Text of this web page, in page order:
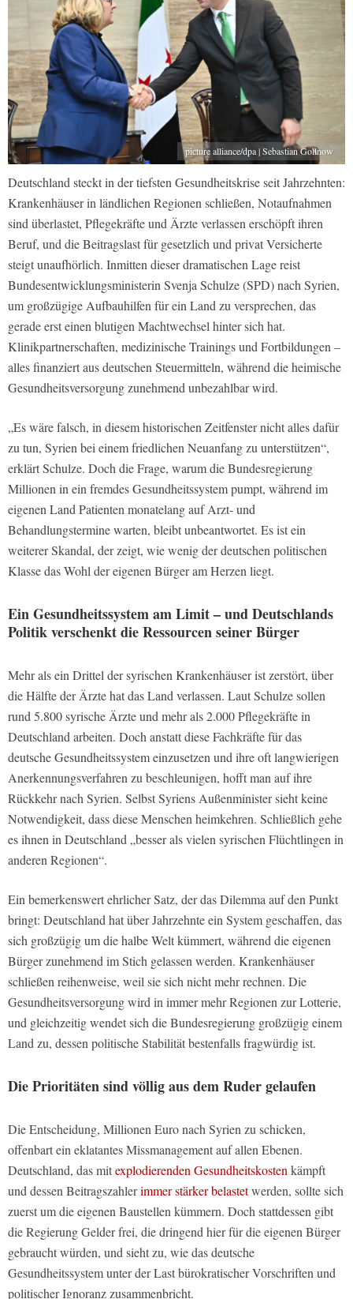
picture alliance/dpa | Sebastian Gollnow
Deutschland steckt in der tiefsten Gesundheitskrise seit Jahrzehnten:
Krankenhäuser in ländlichen Regionen schließen, Notaufnahmen
sind überlastet, Pflegekräfte und Ärzte verlassen erschöpft ihren
Beruf, und die Beitragslast für gesetzlich und privat Versicherte
steigt unaufhörlich. Inmitten dieser dramatischen Lage reist
Bundesentwicklungsministerin Svenja Schulze (SPD) nach Syrien,
um großzügige Aufbauhilfen für ein Land zu versprechen, das
gerade erst einen blutigen Machtwechsel hinter sich hat.
Klinikpartnerschaften, medizinische Trainings und Fortbildungen –
alles finanziert aus deutschen Steuermitteln, während die heimische
Gesundheitsversorgung zunehmend unbezahlbar wird.
„Es wäre falsch, in diesem historischen Zeitfenster nicht alles dafür
zu tun, Syrien bei einem friedlichen Neuanfang zu unterstützen“,
erklärt Schulze. Doch die Frage, warum die Bundesregierung
Millionen in ein fremdes Gesundheitssystem pumpt, während im
eigenen Land Patienten monatelang auf Arzt- und
Behandlungstermine warten, bleibt unbeantwortet. Es ist ein
weiterer Skandal, der zeigt, wie wenig der deutschen politischen
Klasse das Wohl der eigenen Bürger am Herzen liegt.
Ein Gesundheitssystem am Limit – und Deutschlands
Politik verschenkt die Ressourcen seiner Bürger
Mehr als ein Drittel der syrischen Krankenhäuser ist zerstört, über
die Hälfte der Ärzte hat das Land verlassen. Laut Schulze sollen
rund 5.800 syrische Ärzte und mehr als 2.000 Pflegekräfte in
Deutschland arbeiten. Doch anstatt diese Fachkräfte für das
deutsche Gesundheitssystem einzusetzen und ihre oft langwierigen
Anerkennungsverfahren zu beschleunigen, hofft man auf ihre
Rückkehr nach Syrien. Selbst Syriens Außenminister sieht keine
Notwendigkeit, dass diese Menschen heimkehren. Schließlich gehe
es ihnen in Deutschland „besser als vielen syrischen Flüchtlingen in
anderen Regionen“.
Ein bemerkenswert ehrlicher Satz, der das Dilemma auf den Punkt
bringt: Deutschland hat über Jahrzehnte ein System geschaffen, das
sich großzügig um die halbe Welt kümmert, während die eigenen
Bürger zunehmend im Stich gelassen werden. Krankenhäuser
schließen reihenweise, weil sie sich nicht mehr rechnen. Die
Gesundheitsversorgung wird in immer mehr Regionen zur Lotterie,
und gleichzeitig wendet sich die Bundesregierung großzügig einem
Land zu, dessen politische Stabilität bestenfalls fragwürdig ist.
Die Prioritäten sind völlig aus dem Ruder gelaufen
Die Entscheidung, Millionen Euro nach Syrien zu schicken,
offenbart ein eklatantes Missmanagement auf allen Ebenen.
Deutschland, das mitexplodierenden Gesundheitskostenkämpft
und dessen Beitragszahlerimmer stärker belastetwerden, sollte sich
zuerst um die eigenen Baustellen kümmern. Doch stattdessen gibt
die Regierung Gelder frei, die dringend hier für die eigenen Bürger
gebraucht würden, und sieht zu, wie das deutsche
Gesundheitssystem unter der Last bürokratischer Vorschriften und
politischer Ignoranz zusammenbricht.